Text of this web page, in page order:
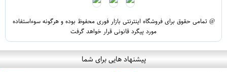
@ تمامی حقوق برای فروشگاه اینترنتی بازار فوری محفوظ بوده و هرگونه سوءاستفاده
مورد پیگرد قانونی قرار خواهد گرفت
پیشنهاد هایی برای شما